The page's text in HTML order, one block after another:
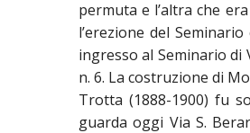
permuta e l’altra che
l’erezione del
ingresso al Seminario
n. 6. La costruzione di
Trotta (1888-1900) fu
guarda oggi Via S.